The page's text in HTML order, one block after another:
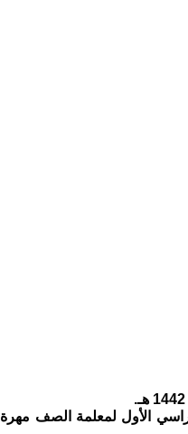
الأول لمعلمة الصف مهرة